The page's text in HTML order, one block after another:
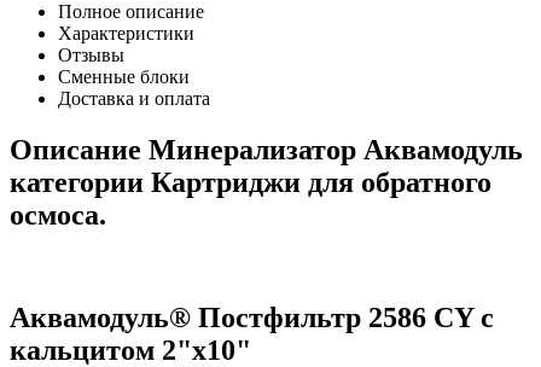
Полное описание
Характеристики
Отзывы
Сменные блоки
Доставка и оплата
Описание Минерализатор Аквамодуль
категории Картриджи для обратного
осмоса.
Аквамодуль® Постфильтр 2586 СY с
кальцитом 2"х10"